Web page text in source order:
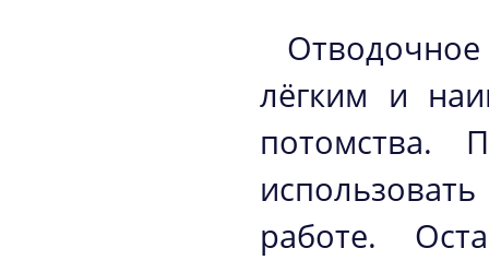
лёгким и
потомства.
работе.